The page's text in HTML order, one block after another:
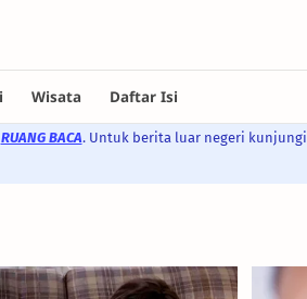
RUANG BACA. Untuk berita luar negeri kunjungi